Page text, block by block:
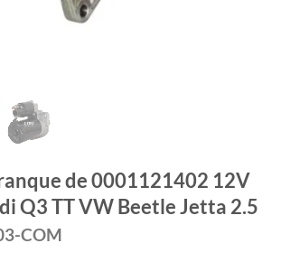
de 0001121402 12V
Q3 TT VW Beetle Jetta 2.5
COM